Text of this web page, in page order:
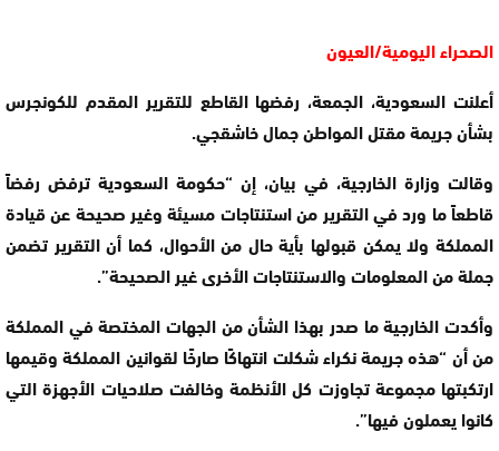
الصحراء اليومية/العيون
أعلنت السعودية، الجمعة، رفضها القاطع للتقرير المقدم للكونجرس
بشأن جريمة مقتل المواطن جمال خاشقجي.
وقالت وزارة الخارجية، في بيان، إن “‎حكومة السعودية ترفض رفضاً
قاطعاً ما ورد في التقرير من استنتاجات مسيئة وغير صحيحة عن قيادة
المملكة ولا يمكن قبولها بأية حال من الأحوال، كما أن التقرير تضمن
جملة من المعلومات والاستنتاجات الأخرى غير الصحيحة”.
‎وأكدت الخارجية ما صدر بهذا الشأن من الجهات المختصة في المملكة
من أن “هذه جريمة نكراء شكلت انتهاكًا صارخًا لقوانين المملكة وقيمها
ارتكبتها مجموعة تجاوزت كل الأنظمة وخالفت صلاحيات الأجهزة التي
كانوا يعملون فيها”.